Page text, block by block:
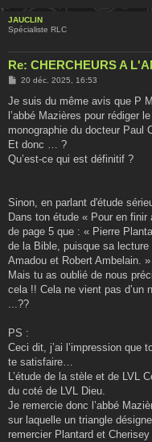
JAUCLIN
Spécialiste RLC
Re: CHERCHEURS A
M
s
a
g
20 déc. 2025, 16:53
Je suis du même avis que P
l’abbé Mazières pour rédiger
monographie du docteur Paul
Et donc … ?
Qu’est-ce qui est définitif ?
Sinon, en parlant d'étude
Dans ton étude « Pour en
de page 5 que : « Pierre
de la Bible, puisque sa
Amadou et Robert Ambelain. »
Mais tu as oublié de nous
cela !! Cela ne vient pas d’un
...??
PS :
Ceci dit, j’ai l’impression que
te satisfaire…
L’étude de la stèle et de LVL
du coté de LVL Dieu.
Je remercie donc l’abbé
sur laquelle un triangle
remercier Plantard et